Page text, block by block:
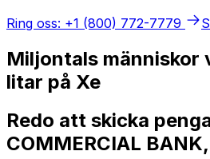
Ring oss: +1 (800) 772-7779
Miljontals människor
litar på Xe
Redo att skicka
COMMERCIAL